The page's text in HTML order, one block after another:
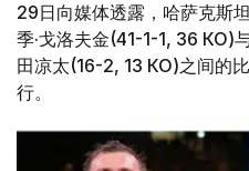
29日向媒体透露，哈萨克斯
季·戈洛夫金(41-1-1, 36 КО)
田凉太(16-2, 13 КО)之间的
行。